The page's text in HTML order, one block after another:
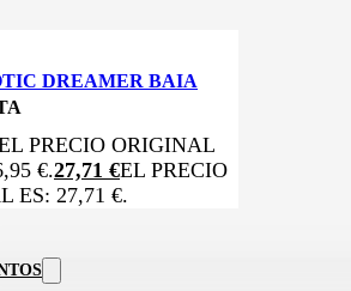
DREAMER BAIA
PRECIO ORIGINAL
€.27,71 €EL PRECIO
ES: 27,71 €.